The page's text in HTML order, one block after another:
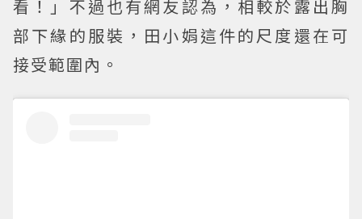
看！」不過也有網友認為，相較於露出胸
部下緣的服裝，田小娟這件的尺度還在可
接受範圍內。